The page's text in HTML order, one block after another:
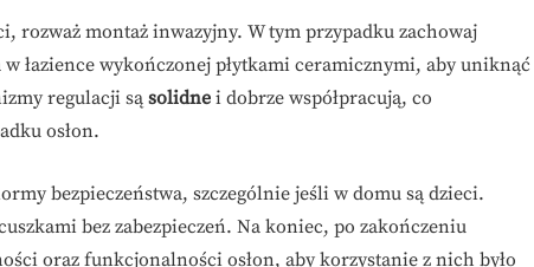
rozważ montaż inwazyjny. W tym przypadku zachowaj
w łazience wykończonej płytkami ceramicznymi, aby uniknąć
regulacji są solidne i dobrze współpracują, co
osłon.
bezpieczeństwa, szczególnie jeśli w domu są dzieci.
bez zabezpieczeń. Na koniec, po zakończeniu
oraz funkcjonalności osłon, aby korzystanie z nich było